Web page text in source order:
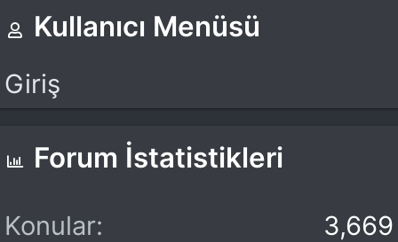
Kullanıcı Menüsü
Giriş
Forum İstatistikleri
Konular
3,669